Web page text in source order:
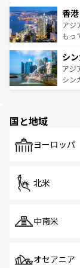
とつ
ひ現
が旅
参照
の活
帯で
いビ
激す
が待
た文
香港
アジ
もっ
み、
てお
うな
シ
アジ
シン
で、
国と地域
ヨーロッパ
北米
中南米
オセアニア